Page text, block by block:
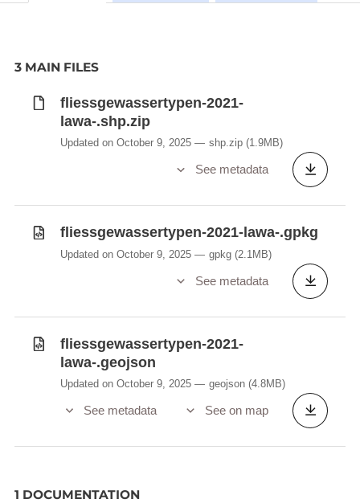
3 MAIN FILES
fliessgewassertypen-2021-
lawa-.shp.zip
Updated on October 9, 2025 shp.zip (1.9MB)
See metadata
fliessgewassertypen-2021-lawa-.gpkg
Updated on October 9, 2025 gpkg (2.1MB)
See metadata
fliessgewassertypen-2021-
lawa-.geojson
Updated on October 9, 2025 geojson (4.8MB)
See metadata See on map
1 DOCUMENTATION